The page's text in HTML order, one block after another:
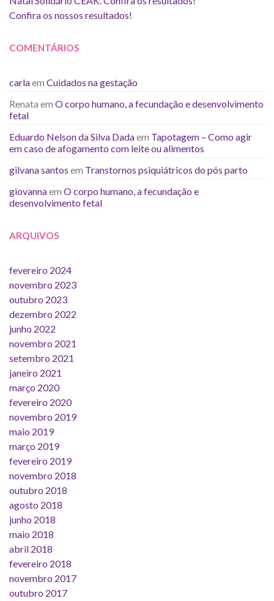
Confira os nossos resultados!
COMENTÁRIOS
carlaem Cuidados na gestação
Renata em O corpo humano, a fecundação e desenvolvimento
fetal
Eduardo Nelson da Silva Dadaem Tapotagem – Como agir
em caso de afogamento com leite ou alimentos
gilvana santos em Transtornos psiquiátricos do pós parto
giovannaem O corpo humano, a fecundação e
desenvolvimento fetal
ARQUIVOS
fevereiro 2024
novembro 2023
outubro 2023
dezembro 2022
junho 2022
novembro 2021
setembro 2021
janeiro 2021
março 2020
fevereiro 2020
novembro 2019
maio 2019
março 2019
fevereiro 2019
novembro 2018
outubro 2018
agosto 2018
junho 2018
maio 2018
abril 2018
fevereiro 2018
novembro 2017
outubro 2017